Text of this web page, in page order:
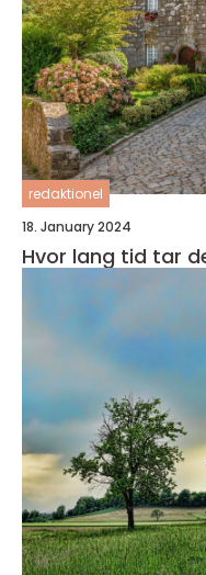
redaktionel
18. January 2024
Hvor lang tid tar